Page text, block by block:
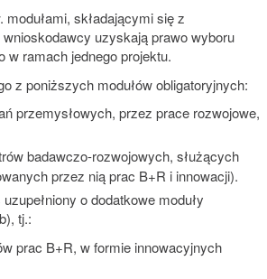
składającymi się z
uzyskają prawo wyboru
w ramach jednego projektu.
z poniższych modułów obligatoryjnych:
przemysłowych, przez prace rozwojowe,
badawczo-rozwojowych, służących
przez nią prac B+R i innowacji).
o dodatkowe moduły
tj.:
prac B+R, w formie innowacyjnych